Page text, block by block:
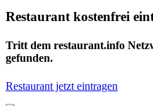
Restaurant kostenfrei
Tritt dem restaurant.info
gefunden.
Restaurant jetzt eintragen